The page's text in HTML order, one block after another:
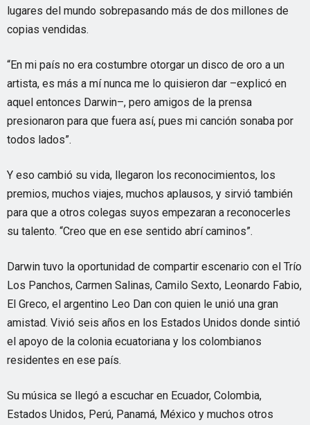
lugares del mundo sobrepasando más de dos millones de
copias vendidas.
“En mi país no era costumbre otorgar un disco de oro a un
artista, es más a mí nunca me lo quisieron dar –explicó en
aquel entonces Darwin–, pero amigos de la prensa
presionaron para que fuera así, pues mi canción sonaba por
todos lados”.
Y eso cambió su vida, llegaron los reconocimientos, los
premios, muchos viajes, muchos aplausos, y sirvió también
para que a otros colegas suyos empezaran a reconocerles
su talento. “Creo que en ese sentido abrí caminos”.
Darwin tuvo la oportunidad de compartir escenario con el Trío
Los Panchos, Carmen Salinas, Camilo Sexto, Leonardo Fabio,
El Greco, el argentino Leo Dan con quien le unió una gran
amistad. Vivió seis años en los Estados Unidos donde sintió
el apoyo de la colonia ecuatoriana y los colombianos
residentes en ese país.
Su música se llegó a escuchar en Ecuador, Colombia,
Estados Unidos, Perú, Panamá, México y muchos otros